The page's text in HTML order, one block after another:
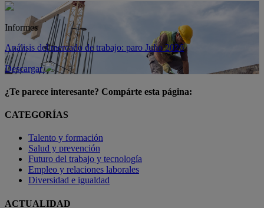
Informes
Análisis del mercado de trabajo: paro Julio 2026
Descargar
¿Te parece interesante? Compárte esta página:
CATEGORÍAS
Talento y formación
Salud y prevención
Futuro del trabajo y tecnología
Empleo y relaciones laborales
Diversidad e igualdad
ACTUALIDAD